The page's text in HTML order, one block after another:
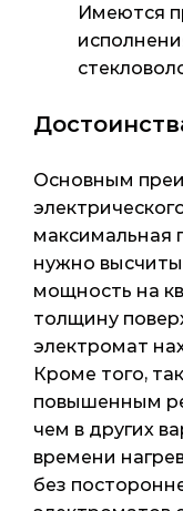
Имеются
Основным
максимальная
нужно
мощность на
толщину
электромат
Кроме того,
повышенным
чем в других
времени
без